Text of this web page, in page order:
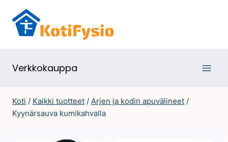
sisältöön
Verkkokauppa
Koti / Kaikki tuotteet / Arjen ja kodin apuvälineet /
Kyynärsauva kumikahvalla